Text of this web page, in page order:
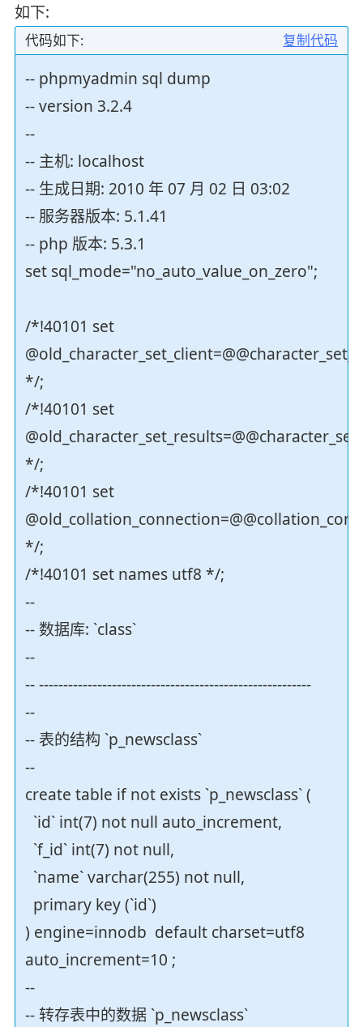
如下:
复制代码
代码如下:
-- phpmyadmin sql dump
-- version 3.2.4
--
-- 主机: localhost
-- 生成日期: 2010 年 07 月 02 日 03:02
-- 服务器版本: 5.1.41
-- php 版本: 5.3.1
set sql_mode="no_auto_value_on_zero";
/*!40101 set
*/;
/*!40101 set
*/;
/*!40101 set
*/;
/*!40101 set names utf8 */;
--
-- 数据库: `class`
--
-- --------------------------------------------------------
--
-- 表的结构 `p_newsclass`
--
create table if not exists `p_newsclass` (
`id` int(7) not null auto_increment,
`f_id` int(7) not null,
`name` varchar(255) not null,
primary key (`id`)
) engine=innodb default charset=utf8
auto_increment=10 ;
--
-- 转存表中的数据 `p_newsclass`